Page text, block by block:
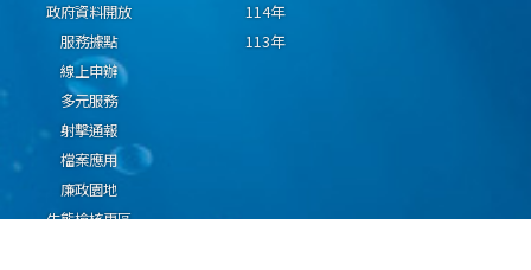
政府資料開放
服務據點
線上申辦
多元服務
射擊通報
檔案應用
廉政園地
生態檢核專區
114年
113年